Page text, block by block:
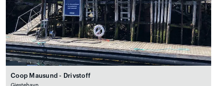
Coop Mausund - Drivstoff